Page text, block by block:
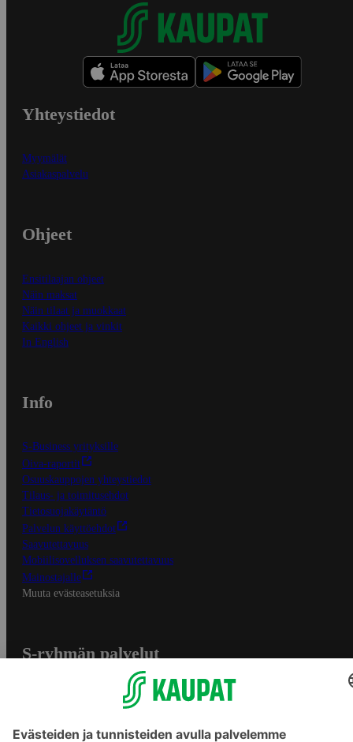
Yhteystiedot
Myymälät
Asiakaspalvelu
Ohjeet
Ensitilaajan ohjeet
Näin maksat
Näin tilaat ja muokkaat
Kaikki ohjeet ja vinkit
In English
Info
S-Business yrityksille
Oiva-raportit
Osuuskauppojen yhteystiedot
Tilaus- ja toimitusehdot
Tietosuojakäytäntö
Palvelun käyttöehdot
Saavutettavuus
Mobiilisovelluksen saavutettavuus
Mainostajalle
Muuta evästeasetuksia
S-ryhmän palvelut
Yhteishyvä Ruoka -sovellus